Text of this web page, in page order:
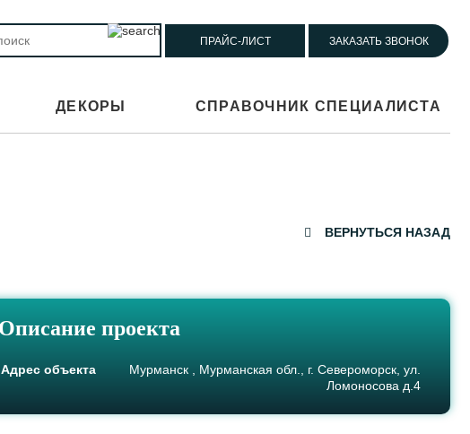
ПРАЙС-ЛИСТ ЗАКАЗАТЬ ЗВОНОК
ДЕКОРЫ СПРАВОЧНИК СПЕЦИАЛИСТА
ВЕРНУТЬСЯ НАЗАД
Описание проекта
Адрес объекта
Мурманск , Мурманская обл., г. Североморск, ул.
Ломоносова д.4